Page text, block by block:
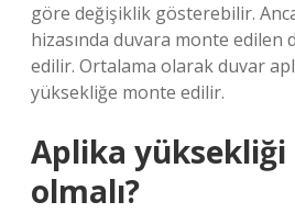
göre değişiklik gösterebilir.
hizasında duvara monte
edilir. Ortalama olarak duvar
yüksekliğe monte edilir.
Aplika yüksekliği
olmalı?